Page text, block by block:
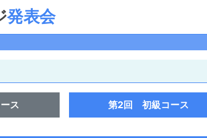
発表会
ス 第2回 初級コース